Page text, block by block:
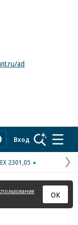
ad
Вход
2301,05
ОК